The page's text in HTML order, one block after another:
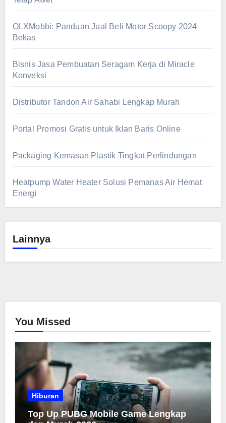
OLXMobbi: Panduan Jual Beli Motor Scoopy 2024
Bekas
Bisnis Jasa Pembuatan Seragam Kerja di Miracle
Konveksi
Distributor Tandon Air Sahabi Lengkap Murah
Portal Promosi Gratis untuk Iklan Baris Online
Packaging Kemasan Plastik Tingkat Perlindungan
Heatpump Water Heater Solusi Pemanas Air Hemat
Energi
Lainnya
You Missed
Hiburan
Top Up PUBG Mobile Game Lengkap